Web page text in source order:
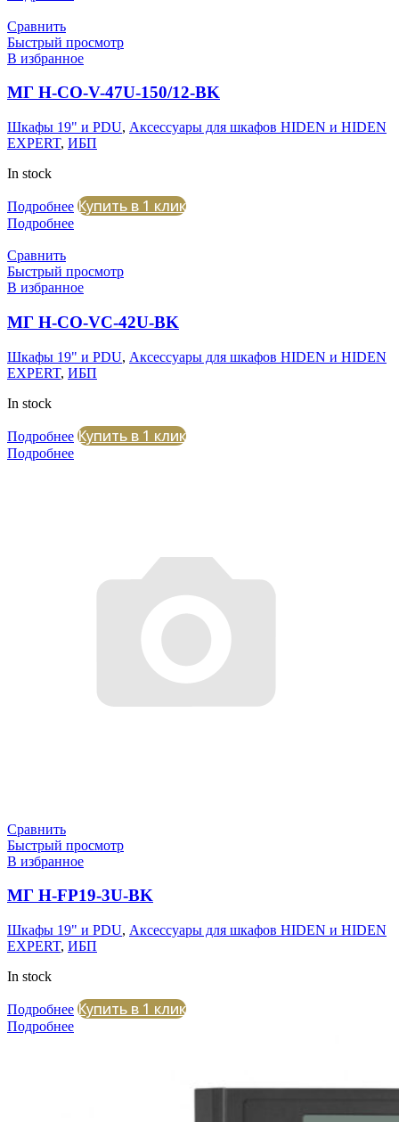
Сравнить
Быстрый просмотр
В избранное
МГ H-CO-V-47U-150/12-BK
Шкафы 19" и PDU, Аксессуары для шкафов HIDEN и HIDEN
EXPERT, ИБП
In stock
Подробнее Купить в 1 клик
Подробнее
Сравнить
Быстрый просмотр
В избранное
МГ H-CO-VC-42U-BK
Шкафы 19" и PDU, Аксессуары для шкафов HIDEN и HIDEN
EXPERT, ИБП
In stock
Подробнее Купить в 1 клик
Подробнее
Сравнить
Быстрый просмотр
В избранное
МГ H-FP19-3U-BK
Шкафы 19" и PDU, Аксессуары для шкафов HIDEN и HIDEN
EXPERT, ИБП
In stock
Подробнее Купить в 1 клик
Подробнее